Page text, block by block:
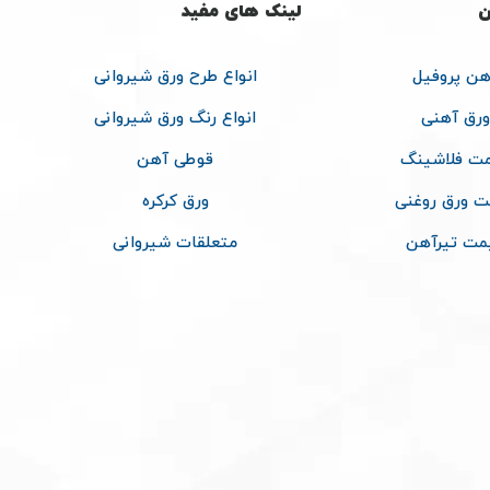
پروفیل
ورق آهنی
فلاشینگ
ورق روغنی
تیرآهن
لینک های مفید
انواع طرح ورق شیروانی
انواع رنگ ورق شیروانی
قوطی آهن
ورق کرکره
متعلقات شیروانی